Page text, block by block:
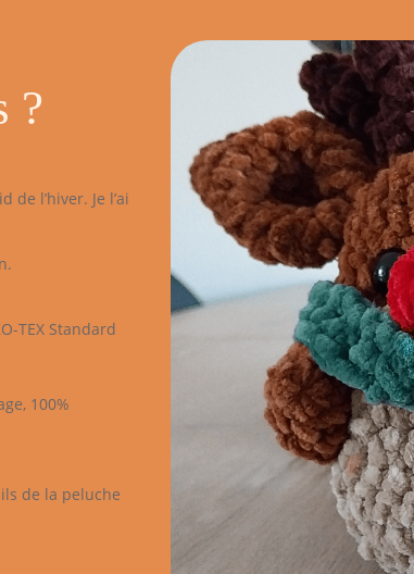
?
l’hiver. Je l’ai
TEX Standard
100%
de la peluche